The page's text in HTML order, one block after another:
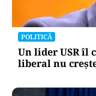
POLITICĂ
Un lider USR îl
liberal nu